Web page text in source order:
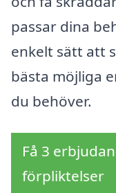
passar dina
enkelt sätt att
bästa möjliga
du behöver.
Få 3
förpliktelser